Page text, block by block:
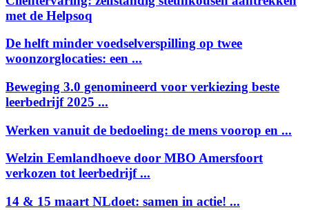
met de Helpsoq
De helft minder voedselverspilling op twee
woonzorglocaties: een ...
Beweging 3.0 genomineerd voor verkiezing beste
leerbedrijf 2025 ...
Werken vanuit de bedoeling: de mens voorop en ...
Welzin Eemlandhoeve door MBO Amersfoort
verkozen tot leerbedrijf ...
14 & 15 maart NLdoet: samen in actie! ...